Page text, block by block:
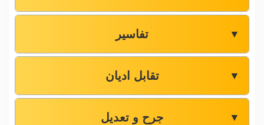
تفاسیر ▼
تقابل ادیان ▼
جرح و تعدیل ▼